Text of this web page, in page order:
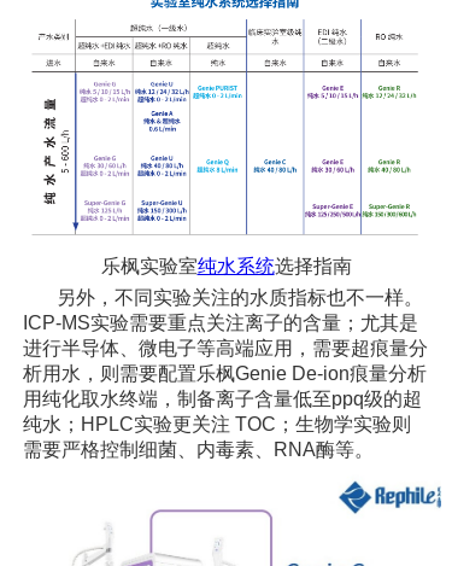
乐枫实验室纯水系统选择指南
另外，不同实验关注的水质指标也不一样。
ICP-MS实验需要重点关注离子的含量；尤其是
进行半导体、微电子等高端应用，需要超痕量分
析用水，则需要配置乐枫Genie De-ion痕量分析
用纯化取水终端，制备离子含量低至ppq级的超
纯水；HPLC实验更关注 TOC；生物学实验则
需要严格控制细菌、内毒素、RNA酶等。